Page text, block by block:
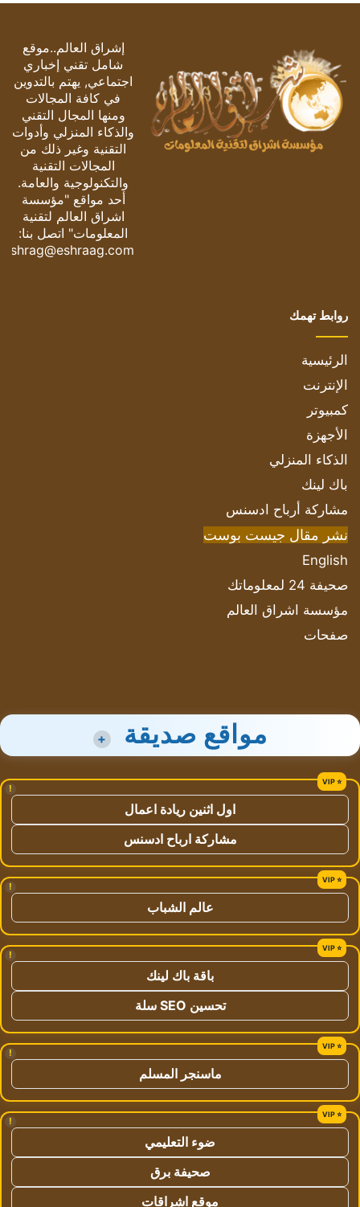
إشراق العالم..موقع
شامل تقني إخباري
اجتماعي, يهتم بالتدوين
في كافة المجالات
ومنها المجال التقني
والذكاء المنزلي وأدوات
التقنية وغير ذلك من
المجالات التقنية
والتكنولوجية والعامة.
أحد مواقع "مؤسسة
اشراق العالم لتقنية
المعلومات" اتصل بنا:
eshrag@eshraag.com
روابط تهمك
الرئيسية
الإنترنت
كمبيوتر
الأجهزة
الذكاء المنزلي
باك لينك
مشاركة أرباح ادسنس
نشر مقال جيست بوست
English
صحيفة 24 لمعلوماتك
مؤسسة اشراق العالم
صفحات
مواقع صديقة +
!
اول اثنين ريادة اعمال
مشاركة ارباح ادسنس
!
عالم الشباب
!
باقة باك لينك
تحسين SEO سلة
!
ماسنجر المسلم
!
ضوء التعليمي
صحيفة برق
موقع اشراقات